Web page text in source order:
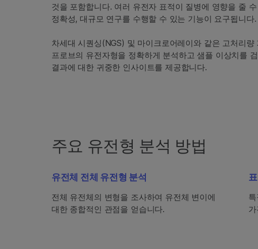
것을 포함합니다. 여러 유전자 표적이 질병에 영향을 줄
정확성, 대규모 연구를 수행할 수 있는 기능이 요구됩니다.
차세대 시퀀싱(NGS) 및 마이크로어레이와 같은 고처리
프로브의 유전자형을 정확하게 분석하고 샘플 이상치를
결과에 대한 귀중한 인사이트를 제공합니다.
주요 유전형 분석 방법
유전체 전체 유전형 분석
전체 유전체의 변형을 조사하여 유전체 변이에
대한 종합적인 관점을 얻습니다.